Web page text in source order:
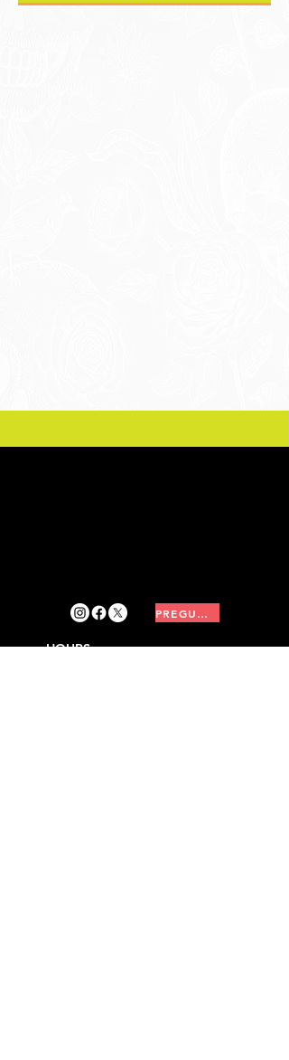
PREGUNTAS FRECUENTES
HOURS